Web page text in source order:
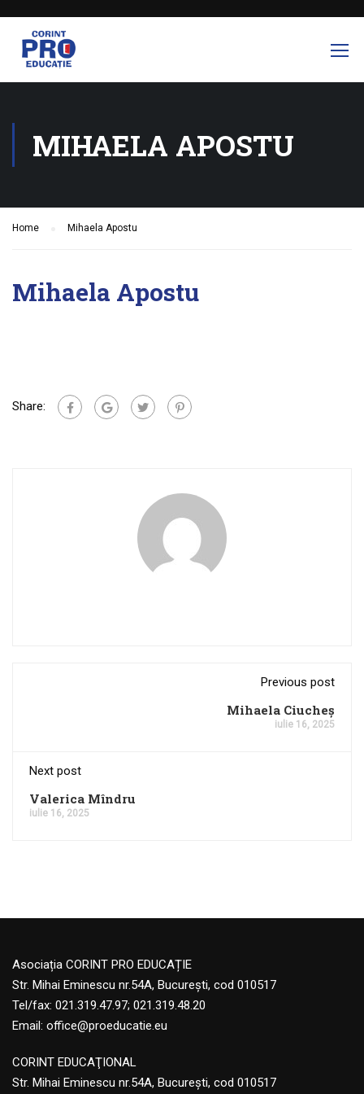
MIHAELA APOSTU
Home Mihaela Apostu
Mihaela Apostu
Share:
Previous post
Mihaela Ciucheș
iulie 16, 2025
Next post
Valerica Mîndru
iulie 16, 2025
Asociația CORINT PRO EDUCAȚIE
Str. Mihai Eminescu nr.54A, București, cod 010517
Tel/fax: 021.319.47.97; 021.319.48.20
Email: office@proeducatie.eu
CORINT EDUCAŢIONAL
Str. Mihai Eminescu nr.54A, Bucureşti, cod 010517